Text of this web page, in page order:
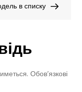
в списку
Обов’язкові